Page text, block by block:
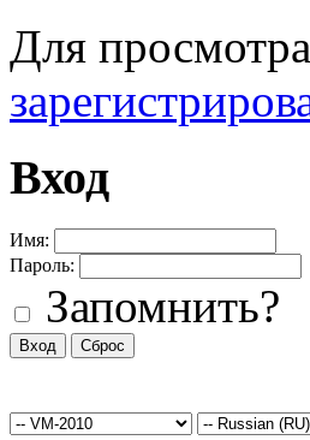
Для
Вход
Имя:
Пароль:
Запомнить?